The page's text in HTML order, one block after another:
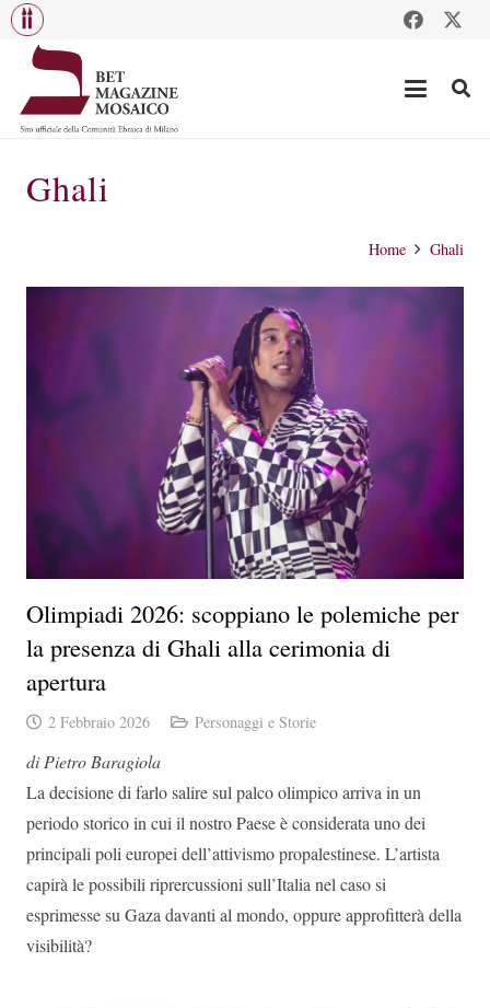
Ghali
Home Ghali
Olimpiadi 2026: scoppiano le polemiche per
la presenza di Ghali alla cerimonia di
apertura
2 Febbraio 2026 Personaggi e Storie
di Pietro Baragiola
La decisione di farlo salire sul palco olimpico arriva in un
periodo storico in cui il nostro Paese è considerata uno dei
principali poli europei dell’attivismo propalestinese. L’artista
capirà le possibili riprercussioni sull’Italia nel caso si
esprimesse su Gaza davanti al mondo, oppure approfitterà della
visibilità?